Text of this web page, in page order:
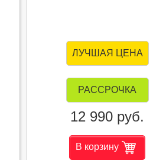
ЛУЧШАЯ ЦЕНА
РАССРОЧКА
12 990 руб.
В корзину